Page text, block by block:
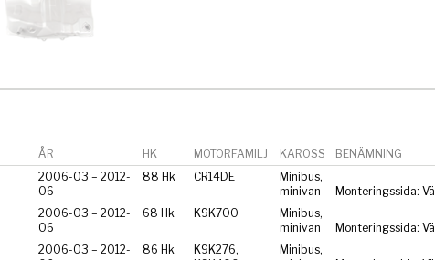
ÅR HK MOTORFAMILJ KAROSS
BENÄMNING
2006-03 – 2012-
06
88 Hk CR14DE
Minibus,
minivan
Monteringssida: Vä
2006-03 – 2012-
06
68 Hk K9K700
Minibus,
minivan
Monteringssida: Vä
2006-03 – 2012-
86 Hk
K9K276,
Minibus,